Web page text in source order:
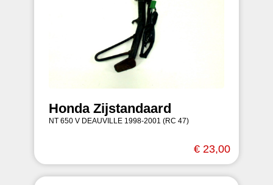
Honda Zijstandaard
NT 650 V DEAUVILLE 1998-2001 (RC 47)
€ 23,00